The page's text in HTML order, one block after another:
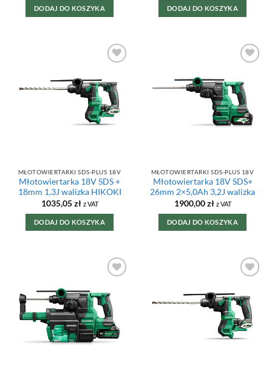
DODAJ DO KOSZYKA DODAJ DO KOSZYKA
ULUBIONYCH
MŁOTOWIERTARKI SDS-PLUS 18V
Młotowiertarka 18V SDS +
18mm 1,3J walizka HIKOKI
1035,05zł z VAT
DODAJ DO KOSZYKA
ULUBIONYCH
MŁOTOWIERTARKI SDS-PLUS 18V
Młotowiertarka 18V SDS+
26mm 2×5,0Ah 3,2J walizka
1900,00zł z VAT
DODAJ DO KOSZYKA
ULUBIONYCH
ULUBIONYCH